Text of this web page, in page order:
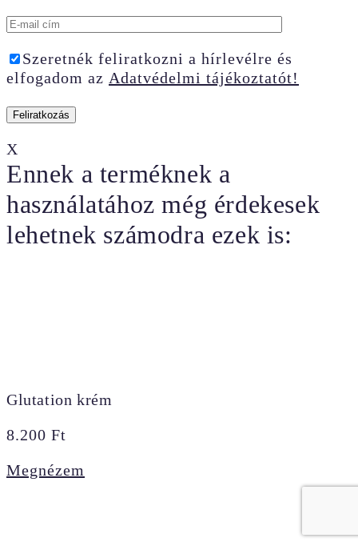
Szeretnék feliratkozni a hírlevélre és
elfogadom az Adatvédelmi tájékoztatót!
X
Ennek a terméknek a
használatához még érdekesek
lehetnek számodra ezek is:
Glutation krém
8.200 Ft
Megnézem